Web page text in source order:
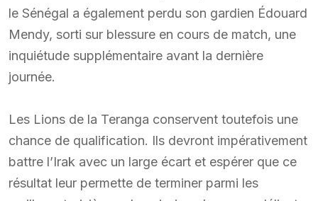
le Sénégal a également perdu son gardien Édouard
Mendy, sorti sur blessure en cours de match, une
inquiétude supplémentaire avant la dernière
journée.
Les Lions de la Teranga conservent toutefois une
chance de qualification. Ils devront impérativement
battre l’Irak avec un large écart et espérer que ce
résultat leur permette de terminer parmi les